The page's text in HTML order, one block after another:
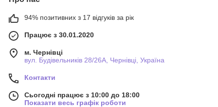
94% позитивних з 17 відгуків за рік
Працює з 30.01.2020
м. Чернівці
вул. Будівельників 28/26А, Чернівці, Україна
Контакти
Сьогодні працює з 10:00 до 18:00
Показати весь графік роботи